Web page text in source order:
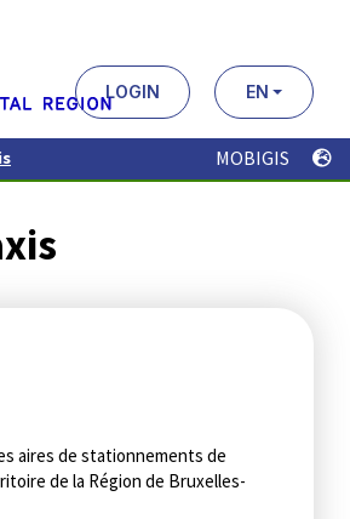
LOGIN EN
MOBIGIS
aires de stationnements de
de la Région de Bruxelles-